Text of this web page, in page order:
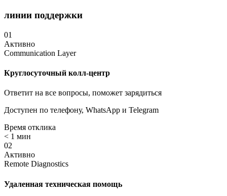
линии поддержки
01
Активно
Communication Layer
Круглосуточный колл-центр
Ответит на все вопросы, поможет зарядиться
Доступен по телефону, WhatsApp и Telegram
Время отклика
< 1 мин
02
Активно
Remote Diagnostics
Удаленная техническая помощь